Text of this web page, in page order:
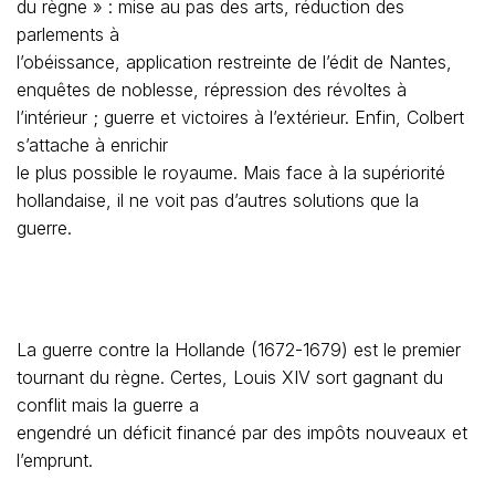
du règne » : mise au pas des arts, réduction des
parlements à
l’obéissance, application restreinte de l’édit de Nantes,
enquêtes de noblesse, répression des révoltes à
l’intérieur ; guerre et victoires à l’extérieur. Enfin, Colbert
s’attache à enrichir
le plus possible le royaume. Mais face à la supériorité
hollandaise, il ne voit pas d’autres solutions que la
guerre.
La guerre contre la Hollande (1672-1679) est le premier
tournant du règne. Certes, Louis XIV sort gagnant du
conflit mais la guerre a
engendré un déficit financé par des impôts nouveaux et
l’emprunt.